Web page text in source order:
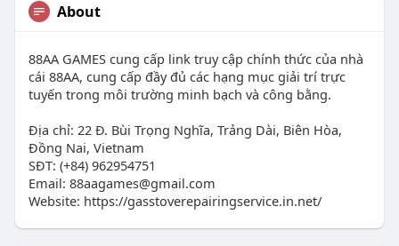
About
88AA GAMES cung cấp link truy cập chính thức của nhà
cái 88AA, cung cấp đầy đủ các hạng mục giải trí trực
tuyến trong môi trường minh bạch và công bằng.
Địa chỉ: 22 Đ. Bùi Trọng Nghĩa, Trảng Dài, Biên Hòa,
Đồng Nai, Vietnam
SĐT: (+84) 962954751
Email: 88aagames@gmail.com
Website: https://gasstoverepairingservice.in.net/